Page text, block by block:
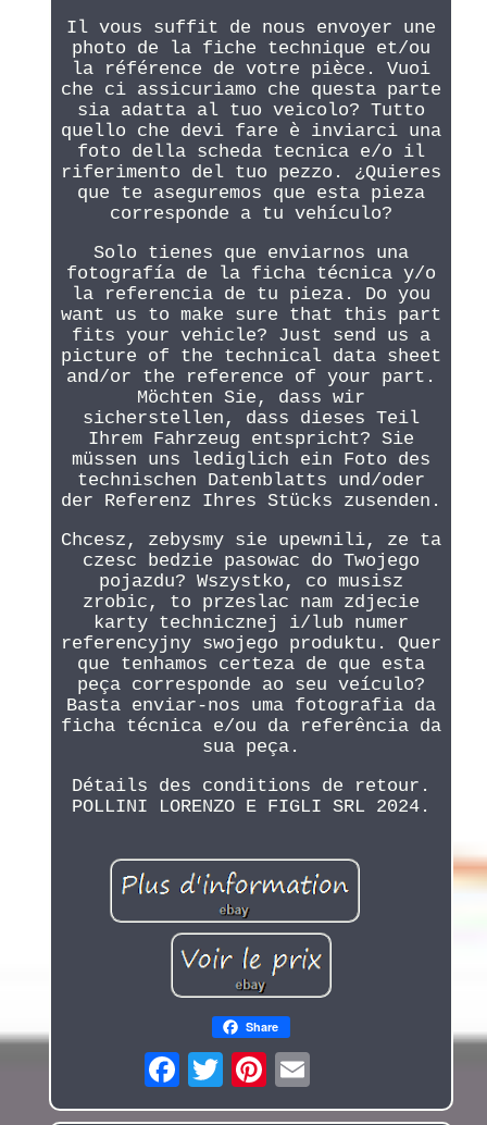
Il vous suffit de nous envoyer une
photo de la fiche technique et/ou
la référence de votre pièce. Vuoi
che ci assicuriamo che questa parte
sia adatta al tuo veicolo? Tutto
quello che devi fare è inviarci una
foto della scheda tecnica e/o il
riferimento del tuo pezzo. ¿Quieres
que te aseguremos que esta pieza
corresponde a tu vehículo?
Solo tienes que enviarnos una
fotografía de la ficha técnica y/o
la referencia de tu pieza. Do you
want us to make sure that this part
fits your vehicle? Just send us a
picture of the technical data sheet
and/or the reference of your part.
Möchten Sie, dass wir
sicherstellen, dass dieses Teil
Ihrem Fahrzeug entspricht? Sie
müssen uns lediglich ein Foto des
technischen Datenblatts und/oder
der Referenz Ihres Stücks zusenden.
Chcesz, zebysmy sie upewnili, ze ta
czesc bedzie pasowac do Twojego
pojazdu? Wszystko, co musisz
zrobic, to przeslac nam zdjecie
karty technicznej i/lub numer
referencyjny swojego produktu. Quer
que tenhamos certeza de que esta
peça corresponde ao seu veículo?
Basta enviar-nos uma fotografia da
ficha técnica e/ou da referência da
sua peça.
Détails des conditions de retour.
POLLINI LORENZO E FIGLI SRL 2024.
Share